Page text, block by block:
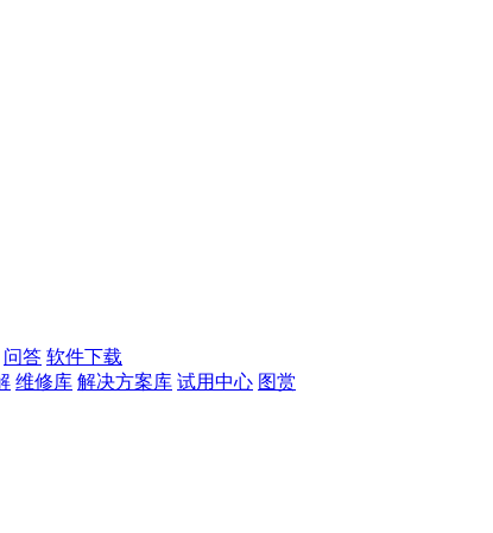
问答 软件下载
维修库 解决方案库 试用中心 图赏